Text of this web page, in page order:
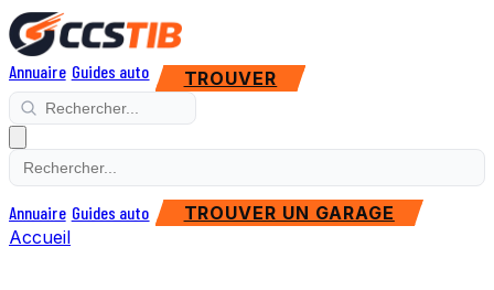
Annuaire Guides auto TROUVER
Annuaire Guides auto
TROUVER UN GARAGE
Accueil